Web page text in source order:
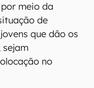
meio da
de
que dão os
sejam
no